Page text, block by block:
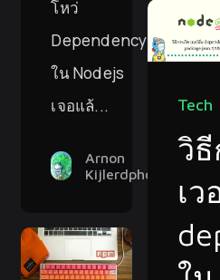
โหว่
Dependency
ใน Nodejs
เจอแล้...
Arnon
Kijlerdphon
Tech
วิ
เ